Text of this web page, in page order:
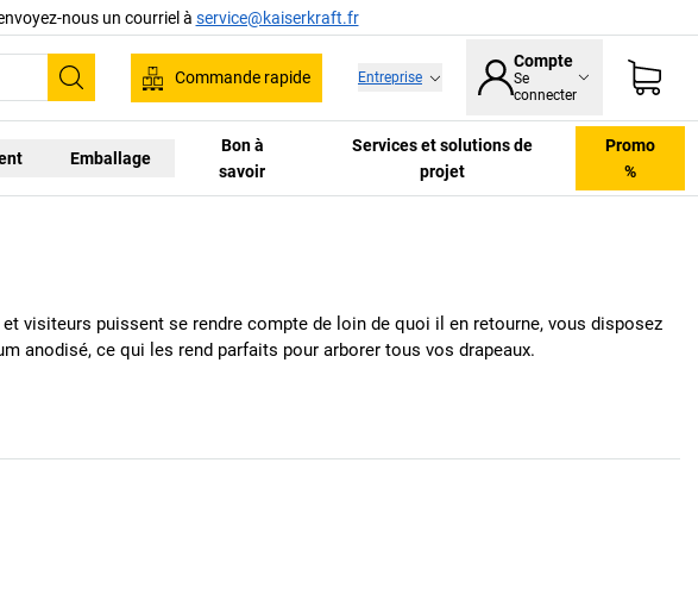
nous un courriel à service@kaiserkraft.fr
Recherche
Commande rapide Entreprise
Compte
Se
connecter
Emballage
Bon à
savoir
Services et solutions de
projet
Promo
%
visiteurs puissent se rendre compte de loin de quoi il en retourne, vous disposez
anodisé, ce qui les rend parfaits pour arborer tous vos drapeaux.